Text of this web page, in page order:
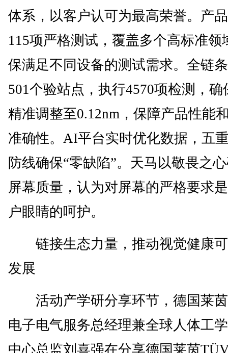
体系，以客户认可为最高荣誉。产
115项严格测试，覆盖多个高标准领
保满足不同设备的测试需求。全链
501个验站点，执行4570项检测，确
精准调整至0.12nm，保障产品性能
准确性。AI平台实时优化数据，五
防线确保“零缺陷”。天马以敬畏之
屏幕质量，认为对屏幕的严格要求
户眼睛的呵护。
链接生态力量，推动视觉健康
发展
活动产学研分享环节，德国莱
电子电气服务总经理兼全球人体工
中心总监刘喜强在分享德国莱茵